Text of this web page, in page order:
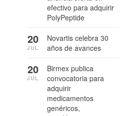
efectivo para adquirir
PolyPeptide
Novartis celebra 30
años de avances
20
JUL
Birmex publica
convocatoria para
adquirir
medicamentos
genéricos,
20
JUL